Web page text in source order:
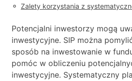
◦ Zalety korzystania z
Potencjalni inwestorzy mogą
inwestycyjne. SIP można
sposób na inwestowanie w
pomóc w obliczeniu
inwestycyjne. Systematyczny